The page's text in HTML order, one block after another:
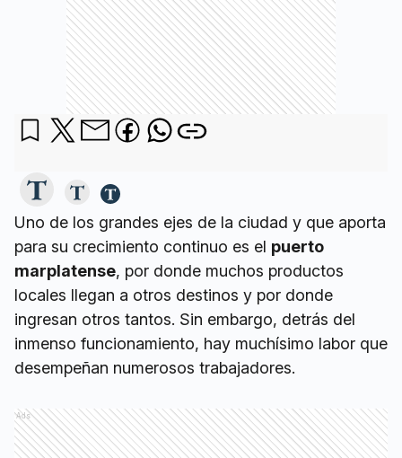
Uno de los grandes ejes de la ciudad y que aporta
para su crecimiento continuo es el puerto
marplatense, por donde muchos productos
locales llegan a otros destinos y por donde
ingresan otros tantos. Sin embargo, detrás del
inmenso funcionamiento, hay muchísimo labor que
desempeñan numerosos trabajadores.
Ads